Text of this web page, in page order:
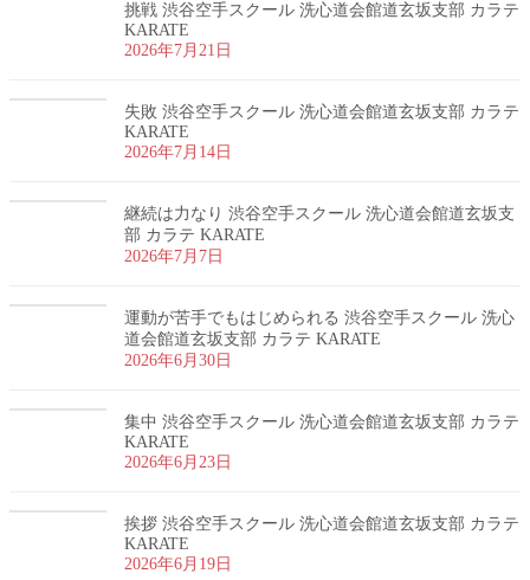
挑戦 渋谷空手スクール 洗心道会館道玄坂支部 カラテ
KARATE
2026年7月21日
失敗 渋谷空手スクール 洗心道会館道玄坂支部 カラテ
KARATE
2026年7月14日
継続は力なり 渋谷空手スクール 洗心道会館道玄坂支
部 カラテ KARATE
2026年7月7日
運動が苦手でもはじめられる 渋谷空手スクール 洗心
道会館道玄坂支部 カラテ KARATE
2026年6月30日
集中 渋谷空手スクール 洗心道会館道玄坂支部 カラテ
KARATE
2026年6月23日
挨拶 渋谷空手スクール 洗心道会館道玄坂支部 カラテ
KARATE
2026年6月19日